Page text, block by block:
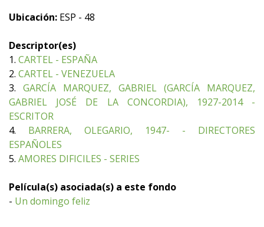
Ubicación: ESP - 48
Descriptor(es)
1. CARTEL - ESPAÑA
2. CARTEL - VENEZUELA
3. GARCÍA MARQUEZ, GABRIEL (GARCÍA MARQUEZ,
GABRIEL JOSÉ DE LA CONCORDIA), 1927-2014 -
ESCRITOR
4. BARRERA, OLEGARIO, 1947- - DIRECTORES
ESPAÑOLES
5. AMORES DIFICILES - SERIES
Película(s) asociada(s) a este fondo
- Un domingo feliz